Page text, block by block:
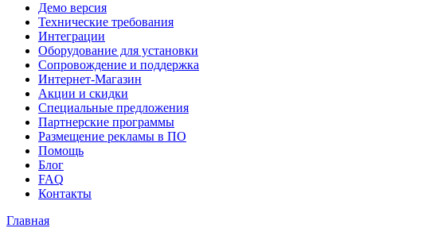
Демо версия
Технические требования
Интеграции
Оборудование для установки
Сопровождение и поддержка
Интернет-Магазин
Акции и скидки
Специальные предложения
Партнерские программы
Размещение рекламы в ПО
Помощь
Блог
FAQ
Контакты
Главная